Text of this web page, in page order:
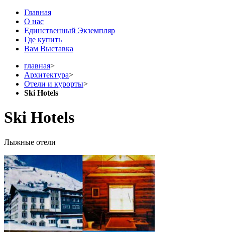
Главная
О нас
Единственный Экземпляр
Где купить
Вам Выставка
главная>
Архитектура>
Отели и курорты>
Ski Hotels
Ski Hotels
Лыжные отели